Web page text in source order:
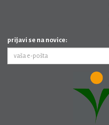
prijavi se na novice: